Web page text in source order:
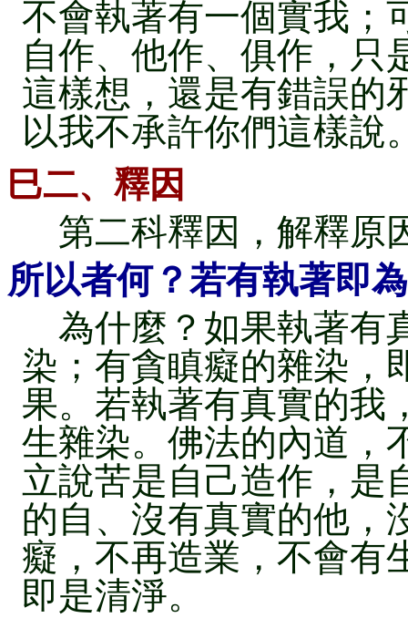
不會執著有一個實我；
自作、他作、俱作，只
這樣想，還是有錯誤的
以我不承許你們這樣說
巳二、釋因
第二科釋因，解釋原
所以者何？若有執著即
為什麼？如果執著有
染；有貪瞋癡的雜染，
果。若執著有真實的我
生雜染。佛法的內道，
立說苦是自己造作，是
的自、沒有真實的他，
癡，不再造業，不會有
即是清淨。